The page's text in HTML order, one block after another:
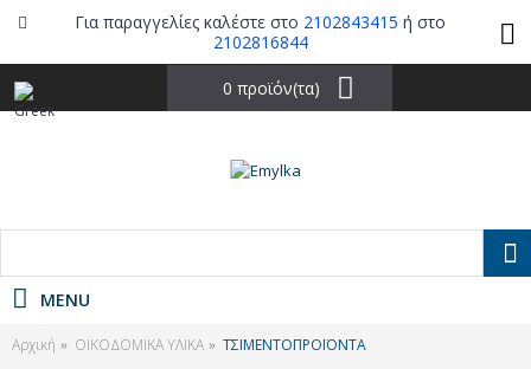
Για παραγγελίες καλέστε στο 2102843415 ή στο
2102816844
0 προϊόν(τα)
MENU
Αρχική ΟΙΚΟΔΟΜΙΚΑ ΥΛΙΚΑ ΤΣΙΜΕΝΤΟΠΡΟΪΟΝΤΑ